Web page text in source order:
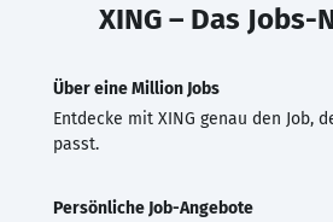
XING – Das
Über eine Million Jobs
Entdecke mit XING genau den Job,
passt.
Persönliche Job-Angebote